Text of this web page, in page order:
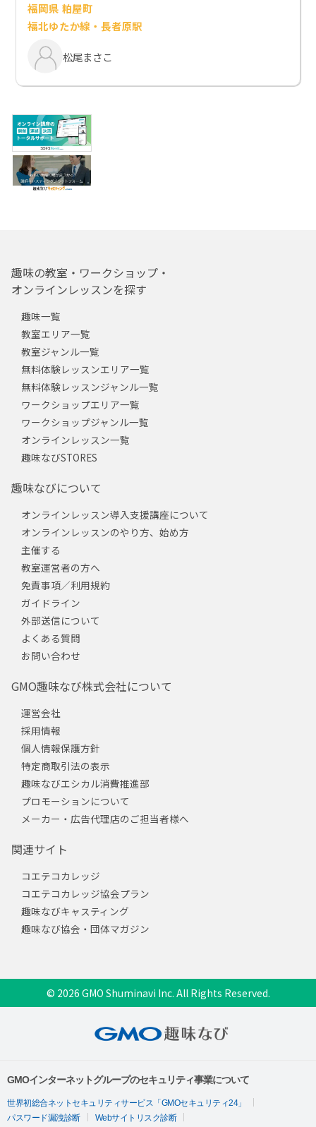
福岡県 粕屋町
福北ゆたか線・長者原駅
松尾まさこ
趣味の教室・ワークショップ・
オンラインレッスンを探す
趣味一覧
教室エリア一覧
教室ジャンル一覧
無料体験レッスンエリア一覧
無料体験レッスンジャンル一覧
ワークショップエリア一覧
ワークショップジャンル一覧
オンラインレッスン一覧
趣味なびSTORES
趣味なびについて
オンラインレッスン導入支援講座について
オンラインレッスンのやり方、始め方
主催する
教室運営者の方へ
免責事項／利用規約
ガイドライン
外部送信について
よくある質問
お問い合わせ
GMO趣味なび株式会社について
運営会社
採用情報
個人情報保護方針
特定商取引法の表示
趣味なびエシカル消費推進部
プロモーションについて
メーカー・広告代理店のご担当者様へ
関連サイト
コエテコカレッジ
コエテコカレッジ協会プラン
趣味なびキャスティング
趣味なび協会・団体マガジン
© 2026 GMO Shuminavi Inc. All Rights Reserved.